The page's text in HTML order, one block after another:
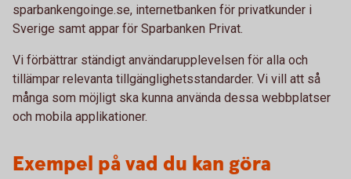
sparbankengoinge.se, internetbanken för privatkunder i
Sverige samt appar för Sparbanken Privat.
Vi förbättrar ständigt användarupplevelsen för alla och
tillämpar relevanta tillgänglighetsstandarder. Vi vill att så
många som möjligt ska kunna använda dessa webbplatser
och mobila applikationer.
Exempel på vad du kan göra